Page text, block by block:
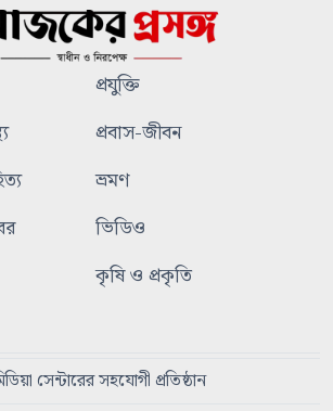
প্রযুক্তি
প্রবাস-জীবন
ভ্রমণ
ভিডিও
কৃষি ও প্রকৃতি
সেন্টারের সহযোগী প্রতিষ্ঠান